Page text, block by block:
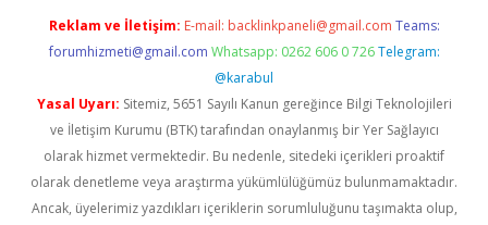
Reklam ve İletişim: E-mail: backlinkpaneli@gmail.com Teams:
forumhizmeti@gmail.com Whatsapp: 0262 606 0 726 Telegram:
@karabul
Yasal Uyarı: Sitemiz, 5651 Sayılı Kanun gereğince Bilgi Teknolojileri
ve İletişim Kurumu (BTK) tarafından onaylanmış bir Yer Sağlayıcı
olarak hizmet vermektedir. Bu nedenle, sitedeki içerikleri proaktif
olarak denetleme veya araştırma yükümlülüğümüz bulunmamaktadır.
Ancak, üyelerimiz yazdıkları içeriklerin sorumluluğunu taşımakta olup,